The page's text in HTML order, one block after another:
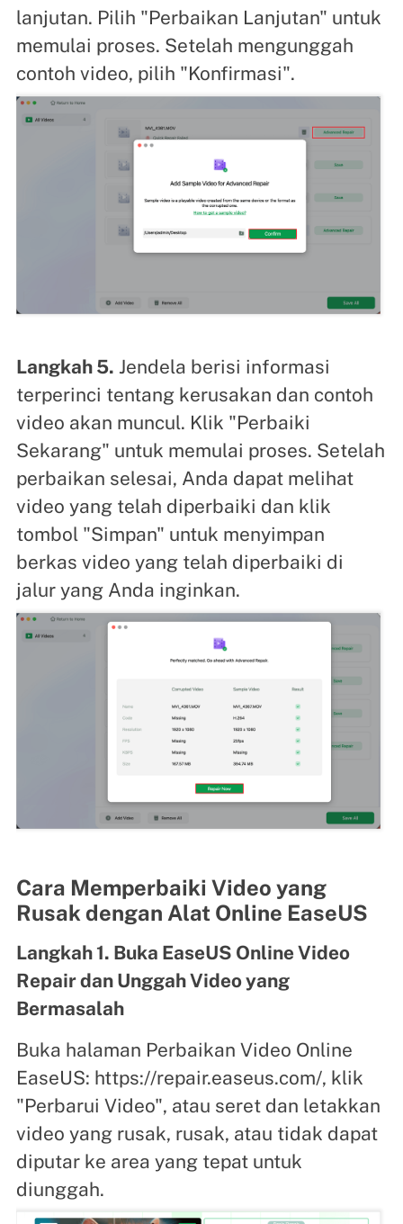
lanjutan. Pilih "Perbaikan Lanjutan" untuk
memulai proses. Setelah mengunggah
contoh video, pilih "Konfirmasi".
Langkah 5. Jendela berisi informasi
terperinci tentang kerusakan dan contoh
video akan muncul. Klik "Perbaiki
Sekarang" untuk memulai proses. Setelah
perbaikan selesai, Anda dapat melihat
video yang telah diperbaiki dan klik
tombol "Simpan" untuk menyimpan
berkas video yang telah diperbaiki di
jalur yang Anda inginkan.
Cara Memperbaiki Video yang
Rusak dengan Alat Online EaseUS
Langkah 1. Buka EaseUS Online Video
Repair dan Unggah Video yang
Bermasalah
Buka halaman Perbaikan Video Online
EaseUS: https://repair.easeus.com/, klik
"Perbarui Video", atau seret dan letakkan
video yang rusak, rusak, atau tidak dapat
diputar ke area yang tepat untuk
diunggah.